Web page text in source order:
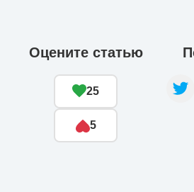
Оцените статью
25
5